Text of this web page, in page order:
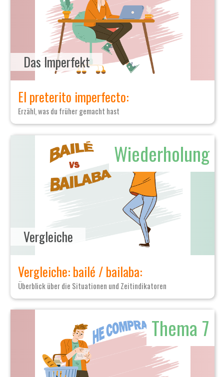
Das Imperfekt
El preterito imperfecto:
Erzähl, was du früher gemacht hast
Wiederholung
Vergleiche
Vergleiche: bailé / bailaba:
Überblick über die Situationen und Zeitindikatoren
Thema 7